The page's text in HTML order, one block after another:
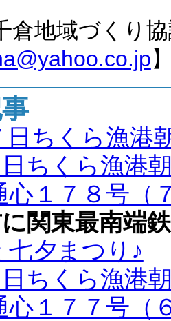
倉地域づくり
日ちくら漁港
日ちくら漁港
心１７８号（
関東最南端
七夕まつり♪
日ちくら漁港
心１７７号（